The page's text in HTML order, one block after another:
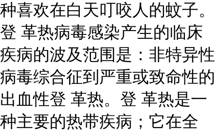
种喜欢在白天叮咬人的蚊子。
登 革热病毒感染产生的临床
疾病的波及范围是：非特异性
病毒综合征到严重或致命性的
出血性登 革热。登 革热是一
种主要的热带疾病；它在全